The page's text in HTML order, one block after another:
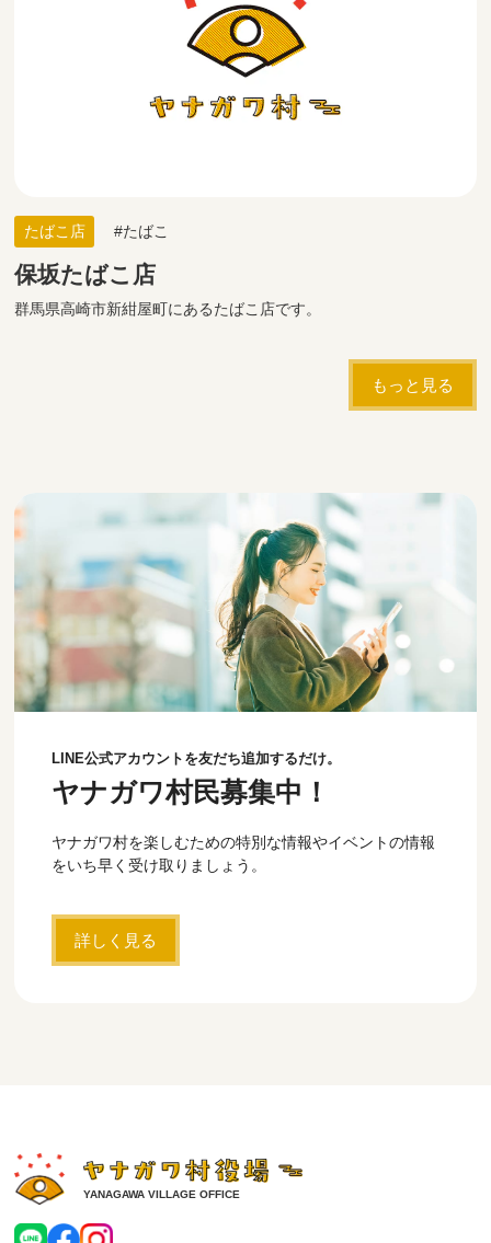
たばこ店 たばこ
保坂たばこ店
群馬県高崎市新紺屋町にあるたばこ店です。
もっと見る
LINE公式アカウントを友だち追加するだけ。
ヤナガワ村民募集中！
ヤナガワ村を楽しむための特別な情報やイベントの情報
をいち早く受け取りましょう。
詳しく見る
YANAGAWA VILLAGE OFFICE